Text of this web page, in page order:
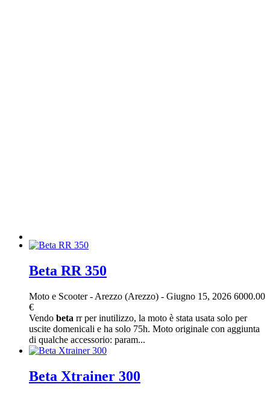
Beta RR 350
Moto e Scooter- Arezzo (Arezzo) - Giugno 15, 2026 6000.00
€
Vendo beta rr per inutilizzo, la moto è stata usata solo per
uscite domenicali e ha solo 75h. Moto originale con aggiunta
di qualche accessorio: param...
Beta Xtrainer 300